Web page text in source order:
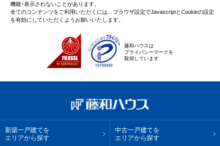
機能･表示されないことがあります。
全てのコンテンツをご利用いただくには、ブラウザ設定でJavascriptとCookieの設定
を有効にしていただくようお願いいたします。
藤和ハウスは
プライバシーマークを
取得しています
新築一戸建てを
エリアから探す
中古一戸建てを
エリアから探す